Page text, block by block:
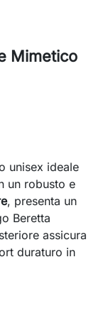
Mimetico
unisex ideale
un robusto e
, presenta un
Beretta
assicura
duraturo in